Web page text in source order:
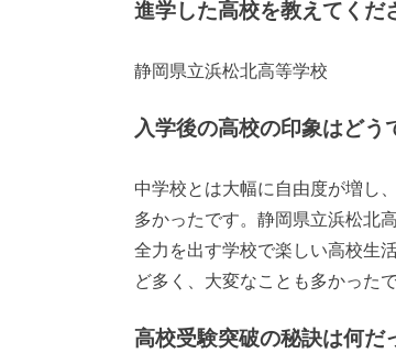
進学した高校を教えてくだ
静岡県立浜松北高等学校
入学後の高校の印象はどう
中学校とは大幅に自由度が増し
多かったです。静岡県立浜松北
全力を出す学校で楽しい高校生
ど多く、大変なことも多かったで
高校受験突破の秘訣は何だ